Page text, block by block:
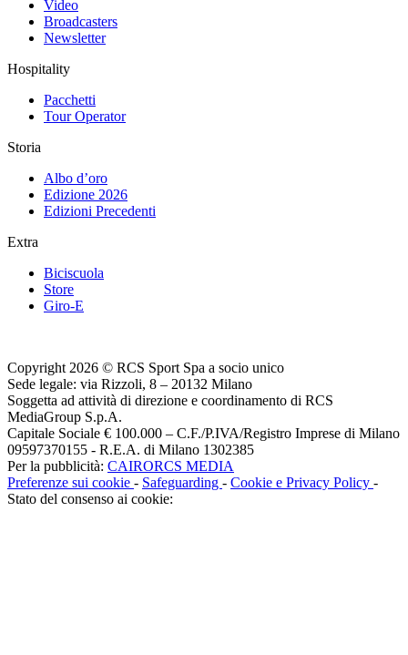
Video
Broadcasters
Newsletter
Hospitality
Pacchetti
Tour Operator
Storia
Albo d’oro
Edizione 2026
Edizioni Precedenti
Extra
Biciscuola
Store
Giro-E
Copyright 2026 © RCS Sport Spa a socio unico
Sede legale: via Rizzoli, 8 – 20132 Milano
Soggetta ad attività di direzione e coordinamento di RCS
MediaGroup S.p.A.
Capitale Sociale € 100.000 – C.F./P.IVA/Registro Imprese di Milano
09597370155 - R.E.A. di Milano 1302385
Per la pubblicità: CAIRORCS MEDIA
Preferenze sui cookie - Safeguarding - Cookie e Privacy Policy -
Stato del consenso ai cookie: